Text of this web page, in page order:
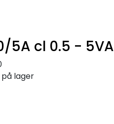
5A cl 0.5 - 5VA
lager